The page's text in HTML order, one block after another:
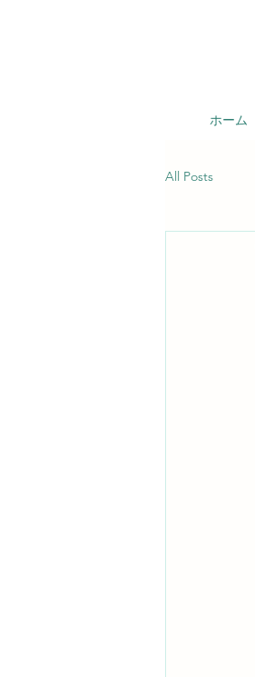
ホーム
All Posts